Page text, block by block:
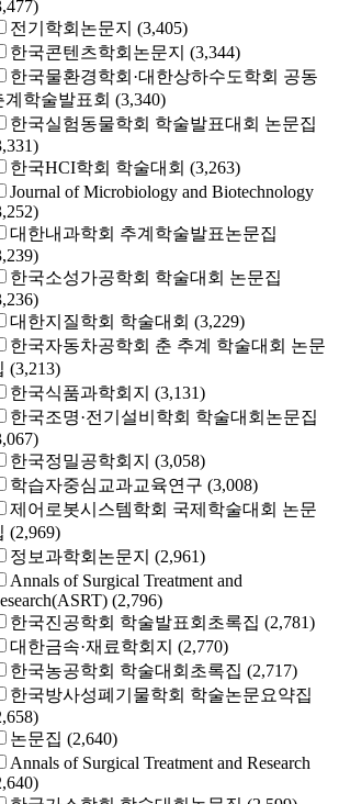
전기학회논문지 (3,405)
한국콘텐츠학회논문지 (3,344)
한국물환경학회·대한상하수도학회 공동
계학술발표회 (3,340)
한국실험동물학회 학술발표대회 논문집
한국HCI학회 학술대회 (3,263)
Journal of Microbiology and Biotechnology
대한내과학회 추계학술발표논문집
한국소성가공학회 학술대회 논문집
대한지질학회 학술대회 (3,229)
한국자동차공학회 춘 추계 학술대회 논문
(3,213)
한국식품과학회지 (3,131)
한국조명·전기설비학회 학술대회논문집
한국정밀공학회지 (3,058)
학습자중심교과교육연구 (3,008)
제어로봇시스템학회 국제학술대회 논문
(2,969)
정보과학회논문지 (2,961)
Annals of Surgical Treatment and
(2,796)
한국진공학회 학술발표회초록집 (2,781)
대한금속·재료학회지 (2,770)
한국농공학회 학술대회초록집 (2,717)
한국방사성폐기물학회 학술논문요약집
논문집 (2,640)
Annals of Surgical Treatment and Research